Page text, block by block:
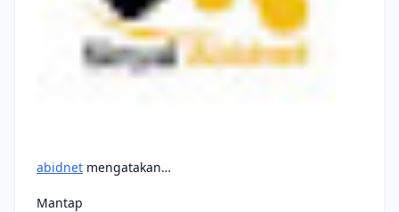
abidnet mengatakan…
Mantap